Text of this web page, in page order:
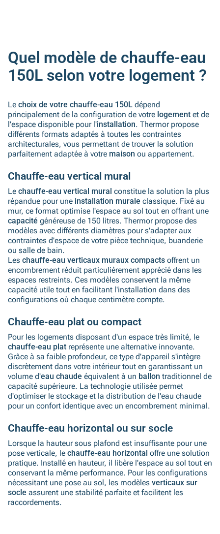
Quel modèle de chauffe-eau
150L selon votre logement ?
Le choix de votre chauffe-eau 150L dépend
principalement de la configuration de votre logement et de
l'espace disponible pour l'installation. Thermor propose
différents formats adaptés à toutes les contraintes
architecturales, vous permettant de trouver la solution
parfaitement adaptée à votre maison ou appartement.
Chauffe-eau vertical mural
Le chauffe-eau vertical mural constitue la solution la plus
répandue pour une installation murale classique. Fixé au
mur, ce format optimise l'espace au sol tout en offrant une
capacité généreuse de 150 litres. Thermor propose des
modèles avec différents diamètres pour s'adapter aux
contraintes d'espace de votre pièce technique, buanderie
ou salle de bain.
Les chauffe-eau verticaux muraux compacts offrent un
encombrement réduit particulièrement apprécié dans les
espaces restreints. Ces modèles conservent la même
capacité utile tout en facilitant l'installation dans des
configurations où chaque centimètre compte.
Chauffe-eau plat ou compact
Pour les logements disposant d'un espace très limité, le
chauffe-eau plat représente une alternative innovante.
Grâce à sa faible profondeur, ce type d'appareil s'intègre
discrètement dans votre intérieur tout en garantissant un
volume d'eau chaude équivalent à un ballon traditionnel de
capacité supérieure. La technologie utilisée permet
d'optimiser le stockage et la distribution de l'eau chaude
pour un confort identique avec un encombrement minimal.
Chauffe-eau horizontal ou sur socle
Lorsque la hauteur sous plafond est insuffisante pour une
pose verticale, le chauffe-eau horizontal offre une solution
pratique. Installé en hauteur, il libère l'espace au sol tout en
conservant la même performance. Pour les configurations
nécessitant une pose au sol, les modèles verticaux sur
socle assurent une stabilité parfaite et facilitent les
raccordements.